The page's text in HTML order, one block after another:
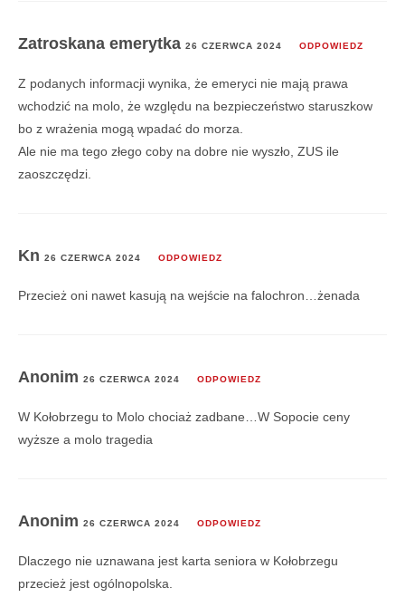
Zatroskana emerytka 26 CZERWCA 2024 ODPOWIEDZ
Z podanych informacji wynika, że emeryci nie mają prawa
wchodzić na molo, że względu na bezpieczeństwo staruszkow
bo z wrażenia mogą wpadać do morza.
Ale nie ma tego złego coby na dobre nie wyszło, ZUS ile
zaoszczędzi.
Kn 26 CZERWCA 2024 ODPOWIEDZ
Przecież oni nawet kasują na wejście na falochron…żenada
Anonim 26 CZERWCA 2024 ODPOWIEDZ
W Kołobrzegu to Molo chociaż zadbane…W Sopocie ceny
wyższe a molo tragedia
Anonim 26 CZERWCA 2024 ODPOWIEDZ
Dlaczego nie uznawana jest karta seniora w Kołobrzegu
przecież jest ogólnopolska.